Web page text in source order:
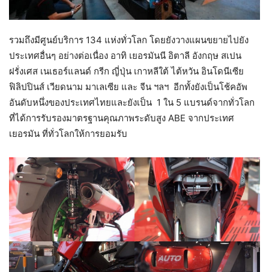
รวมถึงมีศูนย์บริการ 134 แห่งทั่วโลก โดยยังวางแผนขยายไปยัง
ประเทศอื่นๆ อย่างต่อเนื่อง อาทิ เยอรมันนี อิตาลี อังกฤษ สเปน
ฝรั่งเศส เนเธอร์แลนด์ กรีก ญี่ปุ่น เกาหลีใต้ ไต้หวัน อินโดนีเซีย
ฟิลิปปินส์ เวียดนาม มาเลเซีย และ จีน ฯลฯ อีกทั้งยังเป็นโช้คอัพ
อันดับหนึ่งของประเทศไทยและยังเป็น 1 ใน 5 แบรนด์จากทั่วโลก
ที่ได้การรับรองมาตรฐานคุณภาพระดับสูง ABE จากประเทศ
เยอรมัน ที่ทั่วโลกให้การยอมรับ